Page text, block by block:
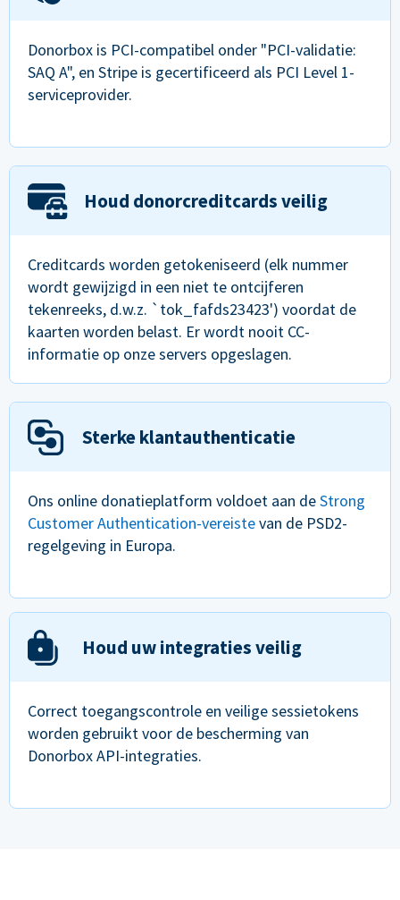
Donorbox is PCI-compatibel onder "PCI-validatie:
SAQ A", en Stripe is gecertificeerd als PCI Level 1-
serviceprovider.
Houd donorcreditcards veilig
Creditcards worden getokeniseerd (elk nummer
wordt gewijzigd in een niet te ontcijferen
tekenreeks, d.w.z. `tok_fafds23423') voordat de
kaarten worden belast. Er wordt nooit CC-
informatie op onze servers opgeslagen.
Sterke klantauthenticatie
Ons online donatieplatform voldoet aan deStrong
Customer Authentication-vereistevan de PSD2-
regelgeving in Europa.
Houd uw integraties veilig
Correct toegangscontrole en veilige sessietokens
worden gebruikt voor de bescherming van
Donorbox API-integraties.